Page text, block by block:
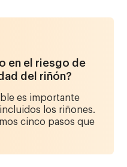
en el riesgo de
del riñón?
es importante
los riñones.
cinco pasos que